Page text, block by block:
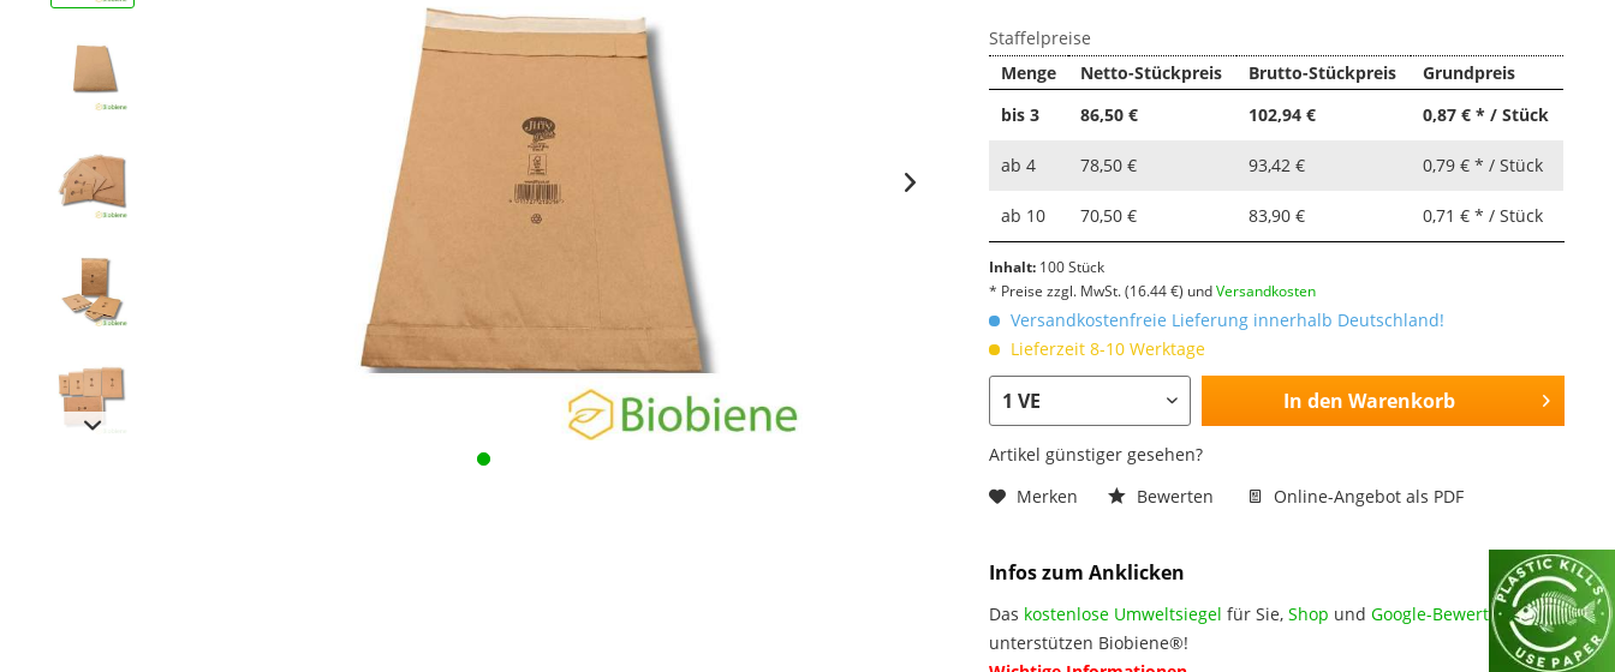
Staffelpreise
Menge
Netto-Stückpreis Brutto-Stückpreis
Grundpreis
bis3 86,50 € 102,94 € 0,87 € * / Stück
ab4 78,50 € 93,42 € 0,79 € * / Stück
ab 10 70,50 € 83,90 € 0,71 € * / Stück
Inhalt: 100 Stück
* Preise zzgl. MwSt.(16.44 €) undVersandkosten
Versandkostenfreie Lieferung innerhalb Deutschland!
Lieferzeit 8-10 Werktage
In den Warenkorb
Artikel günstiger gesehen?
Merken
Bewerten Online-Angebot als PDF
Infos zum Anklicken
Das kostenlose Umweltsiegel für Sie,Shop undGoogle-Bewertungen
unterstützen Biobiene®!